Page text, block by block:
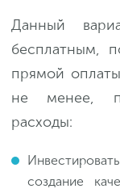
Данный
бесплатным,
прямой
не менее,
расходы:
создание